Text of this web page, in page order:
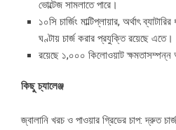
ভোল্টেজ সামলাতে পারে।
১০সি চার্জিং মাল্টিপ্লায়ার, অর্থাৎ
ঘণ্টায় চার্জ করার প্রযুক্তি রয়েছে এতে।
রয়েছে ১,০০০ কিলোওয়াট ক্ষমতাসম্পন্ন
কিছু চ্যালেঞ্জ
জ্বালানি খরচ ও পাওয়ার গ্রিডের চাপ: দ্রুত